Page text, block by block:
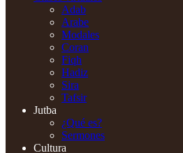
Adab
Arabe
Modales
Coran
Fiqh
Hadiz
Sira
Tafsir
Jutba
¿Qué es?
Sermones
Cultura